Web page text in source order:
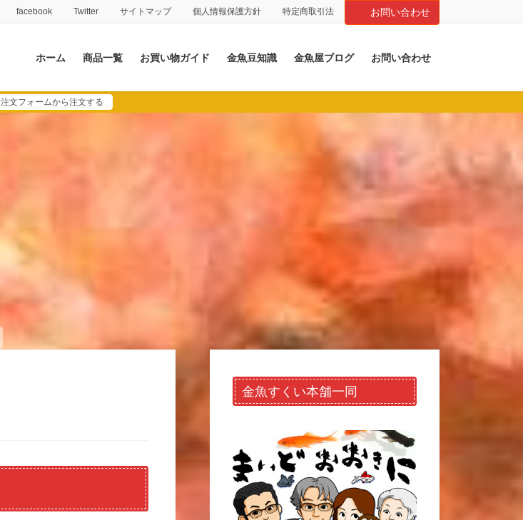
facebook Twitter サイトマップ 個人情報保護方針 特定商取引法 お問い合わせ
ホーム 商品一覧 お買い物ガイド 金魚豆知識 金魚屋ブログ お問い合わせ
注文フォームから注文する
金魚すくい本舗一同